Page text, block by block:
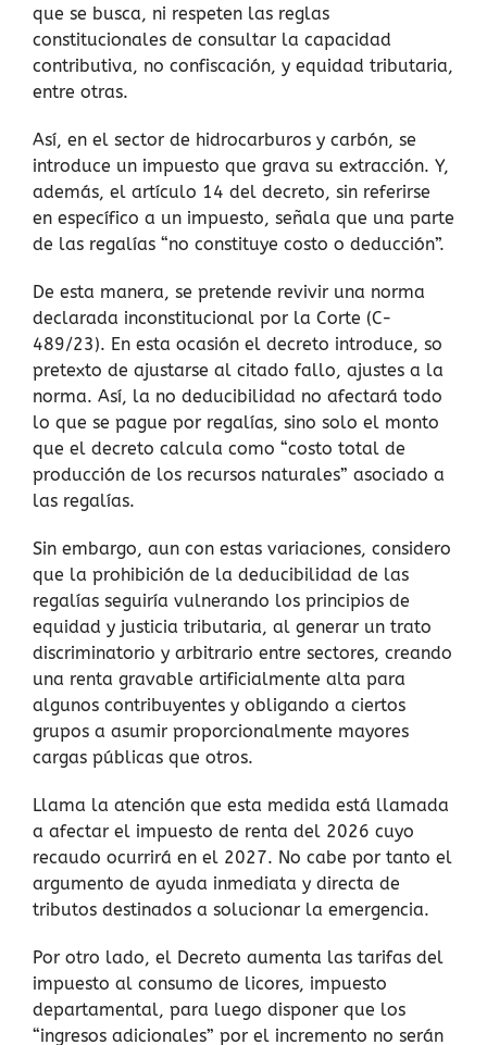
que se busca, ni respeten las reglas
constitucionales de consultar la capacidad
contributiva, no confiscación, y equidad tributaria,
entre otras.
Así, en el sector de hidrocarburos y carbón, se
introduce un impuesto que grava su extracción. Y,
además, el artículo 14 del decreto, sin referirse
en específico a un impuesto, señala que una parte
de las regalías “no constituye costo o deducción”.
De esta manera, se pretende revivir una norma
declarada inconstitucional por la Corte (C-
489/23). En esta ocasión el decreto introduce, so
pretexto de ajustarse al citado fallo, ajustes a la
norma. Así, la no deducibilidad no afectará todo
lo que se pague por regalías, sino solo el monto
que el decreto calcula como “costo total de
producción de los recursos naturales” asociado a
las regalías.
Sin embargo, aun con estas variaciones, considero
que la prohibición de la deducibilidad de las
regalías seguiría vulnerando los principios de
equidad y justicia tributaria, al generar un trato
discriminatorio y arbitrario entre sectores, creando
una renta gravable artificialmente alta para
algunos contribuyentes y obligando a ciertos
grupos a asumir proporcionalmente mayores
cargas públicas que otros.
Llama la atención que esta medida está llamada
a afectar el impuesto de renta del 2026 cuyo
recaudo ocurrirá en el 2027. No cabe por tanto el
argumento de ayuda inmediata y directa de
tributos destinados a solucionar la emergencia.
Por otro lado, el Decreto aumenta las tarifas del
impuesto al consumo de licores, impuesto
departamental, para luego disponer que los
“ingresos adicionales” por el incremento no serán